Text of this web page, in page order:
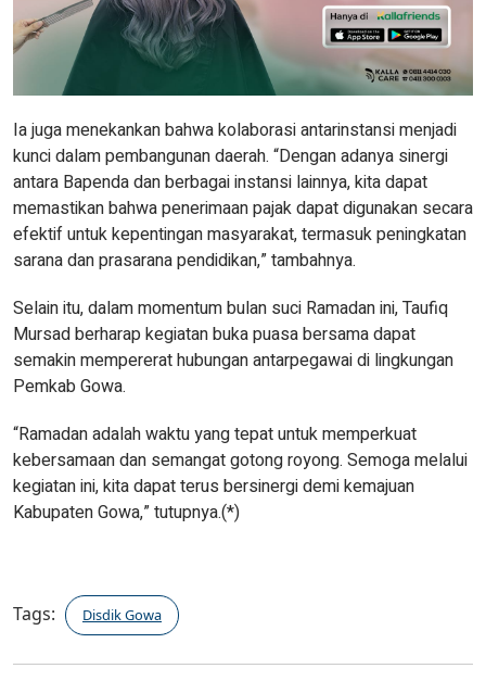
Ia juga menekankan bahwa kolaborasi antarinstansi menjadi
kunci dalam pembangunan daerah. “Dengan adanya sinergi
antara Bapenda dan berbagai instansi lainnya, kita dapat
memastikan bahwa penerimaan pajak dapat digunakan secara
efektif untuk kepentingan masyarakat, termasuk peningkatan
sarana dan prasarana pendidikan,” tambahnya.
Selain itu, dalam momentum bulan suci Ramadan ini, Taufiq
Mursad berharap kegiatan buka puasa bersama dapat
semakin mempererat hubungan antarpegawai di lingkungan
Pemkab Gowa.
“Ramadan adalah waktu yang tepat untuk memperkuat
kebersamaan dan semangat gotong royong. Semoga melalui
kegiatan ini, kita dapat terus bersinergi demi kemajuan
Kabupaten Gowa,” tutupnya.(*)
Tags: Disdik Gowa